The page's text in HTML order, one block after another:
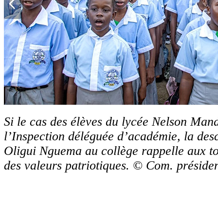
Si le cas des élèves du lycée Nelson
l’Inspection déléguée d’académie, la
Oligui Nguema au collège rappelle aux
des valeurs patriotiques. © Com.